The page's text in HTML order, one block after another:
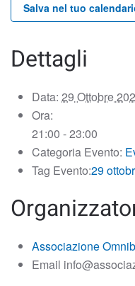
Salva nel tuo
Dettagli
Data: 29 Ottobre
Ora:
21:00 - 23:00
Categoria Evento:
Tag Evento:29
Associazione
Email